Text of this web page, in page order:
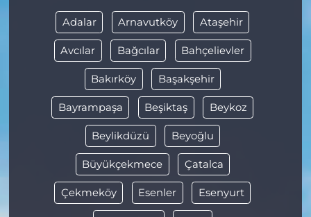
Adalar Arnavutköy Ataşehir
Avcılar Bağcılar Bahçelievler
Bakırköy Başakşehir
Bayrampaşa Beşiktaş Beykoz
Beylikdüzü Beyoğlu
Büyükçekmece Çatalca
Çekmeköy Esenler Esenyurt